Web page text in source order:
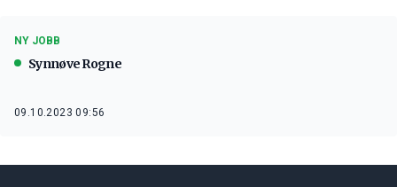
NY JOBB
Synnøve Rogne
09.10.2023 09:56